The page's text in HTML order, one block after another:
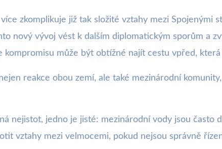
zkomplikuje již tak složité vztahy mezi Spojenými
nový vývoj vést k dalším diplomatickým sporům a
kompromisu může být obtížné najít cestu vpřed,
reakce obou zemí, ale také mezinárodní
nejistot, jedno je jisté: mezinárodní vody jsou
vztahy mezi velmocemi, pokud nejsou správně